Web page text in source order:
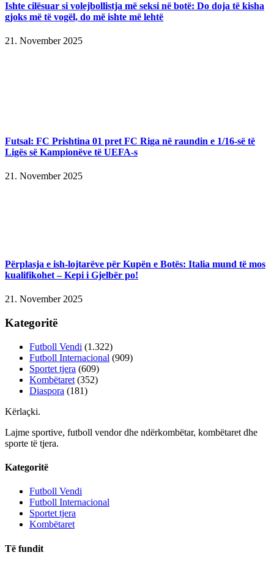
Ishte cilësuar si volejbollistja më seksi në botë: Do doja të kisha
gjoks më të vogël, do më ishte më lehtë
21. November 2025
Futsal: FC Prishtina 01 pret FC Riga në raundin e 1/16-së të
Ligës së Kampionëve të UEFA-s
21. November 2025
Përplasja e ish-lojtarëve për Kupën e Botës: Italia mund të mos
kualifikohet – Kepi i Gjelbër po!
21. November 2025
Kategoritë
Futboll Vendi (1.322)
Futboll Internacional (909)
Sportet tjera (609)
Kombëtaret (352)
Diaspora (181)
Kërlaçki.
Lajme sportive, futboll vendor dhe ndërkombëtar, kombëtaret dhe
sporte të tjera.
Kategoritë
Futboll Vendi
Futboll Internacional
Sportet tjera
Kombëtaret
Të fundit